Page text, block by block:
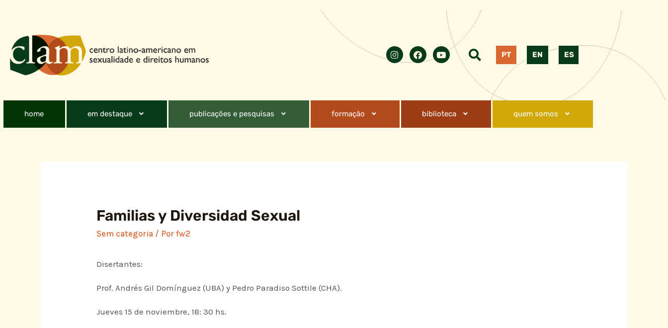
PT EN ES
home em destaque publicações e pesquisas formação biblioteca quem somos
Familias y Diversidad Sexual
Sem categoria / Porfw2
Disertantes:
Prof. Andrés Gil Domínguez (UBA) y Pedro Paradiso Sottile (CHA).
Jueves 15 de noviembre, 18: 30 hs.